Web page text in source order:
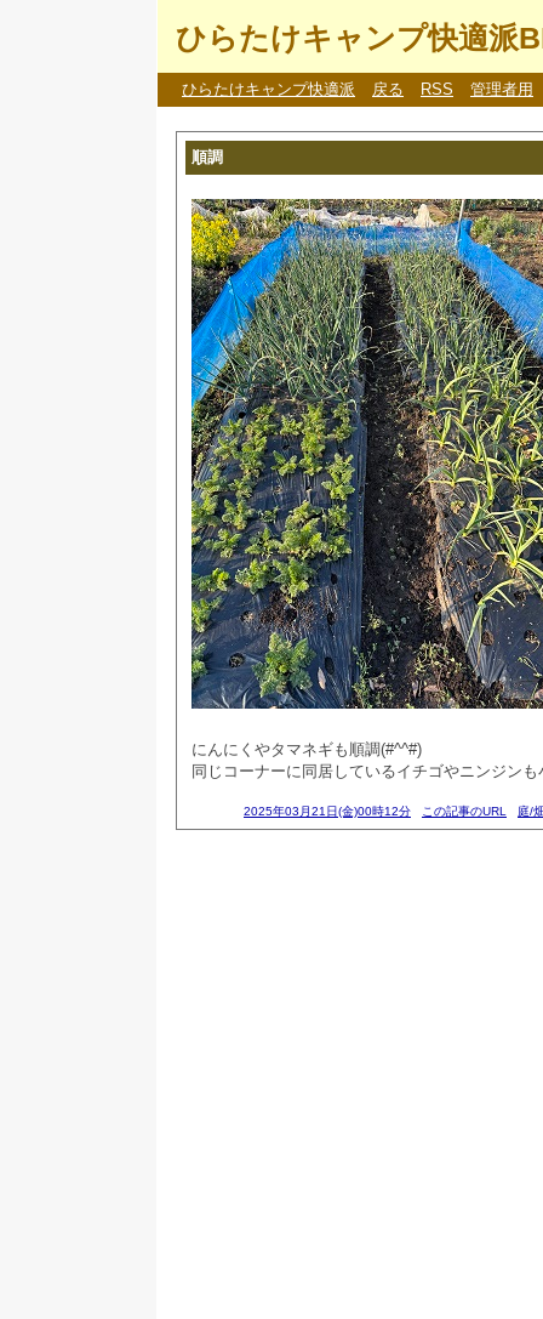
ひらたけキャンプ快適派
ひらたけキャンプ快適派 戻る RSS 管理者用
順調
にんにくやタマネギも順調(#^^#)
同じコーナーに同居しているイチゴやニンジン
2025年03月21日(金)00時12分 この記事のURL 庭/